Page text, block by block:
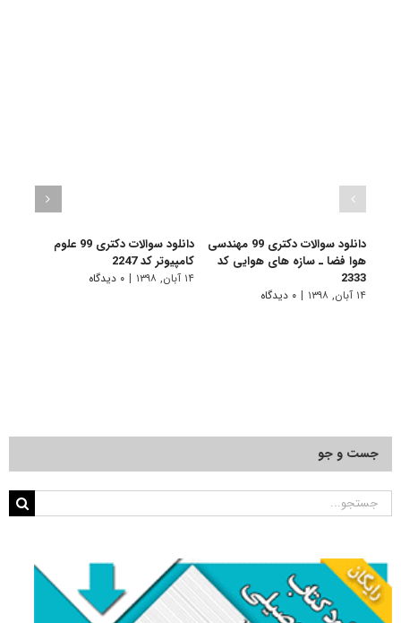
دانلود سوالات دکتری 99 مهندسی
هوا فضا ـ سازه های هوایی کد
2333
۱۴ آبان, ۱۳۹۸ | ۰ دیدگاه
دانلود سوالات دکتری 99 علوم
کامپیوتر کد 2247
۱۴ آبان, ۱۳۹۸ | ۰ دیدگاه
جست و جو
جستجو